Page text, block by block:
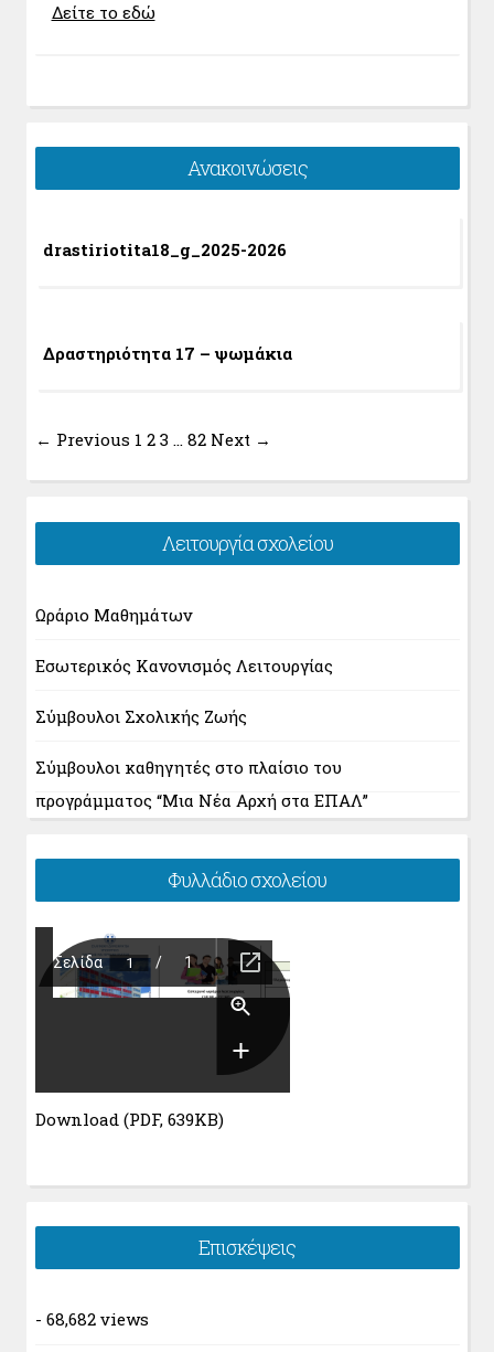
Δείτε το εδώ
Ανακοινώσεις
drastiriotita18_g_2025-2026
Δραστηριότητα 17 – ψωμάκια
← Previous 1 2 3 … 82 Next →
Λειτουργία σχολείου
Ωράριο Μαθημάτων
Εσωτερικός Κανονισμός Λειτουργίας
Σύμβουλοι Σχολικής Ζωής
Σύμβουλοι καθηγητές στο πλαίσιο του
προγράμματος “Μια Νέα Αρχή στα ΕΠΑΛ”
Φυλλάδιο σχολείου
Download (PDF, 639KB)
Επισκέψεις
- 68,682 views